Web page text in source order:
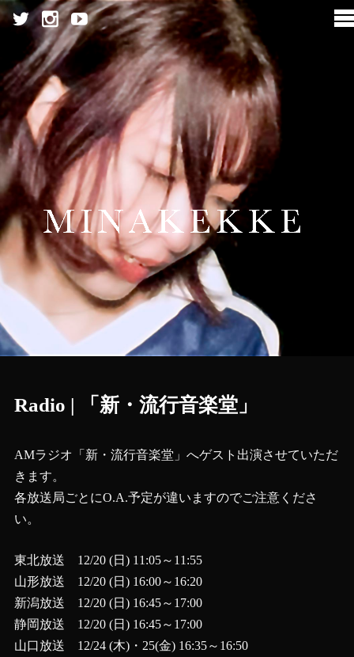
Radio | 「新・流行音楽堂」
AMラジオ「新・流行音楽堂」へゲスト出演させていただ
きます。
各放送局ごとにO.A.予定が違いますのでご注意くださ
い。
東北放送 12/20 (日) 11:05～11:55
山形放送 12/20 (日) 16:00～16:20
新潟放送 12/20 (日) 16:45～17:00
静岡放送 12/20 (日) 16:45～17:00
山口放送 12/24 (木)・25(金) 16:35～16:50